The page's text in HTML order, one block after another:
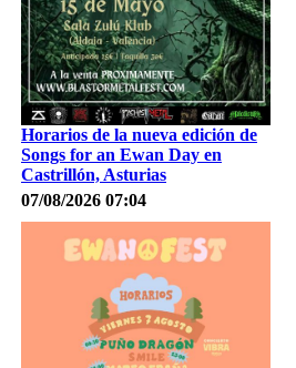
Horarios de la nueva edición de
Songs for an Ewan Day en
Castrillón, Asturias
07/08/2026 07:04